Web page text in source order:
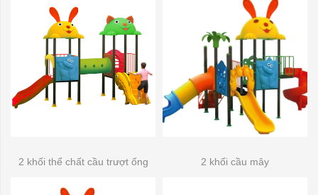
2 khối thể chất cầu trượt ống 2 khối cầu mây